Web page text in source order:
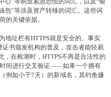
包”等涉及资产转移的词汇。这些词
的关键依据。
地址栏有HTTPS就是安全的。事实
书颁发机构的普及，攻击者能轻易
，在检测时，HTTPS不再是合法性的
间进行交叉验证——如果一个拥有
例如小于7天）的新域名，其钓鱼嫌